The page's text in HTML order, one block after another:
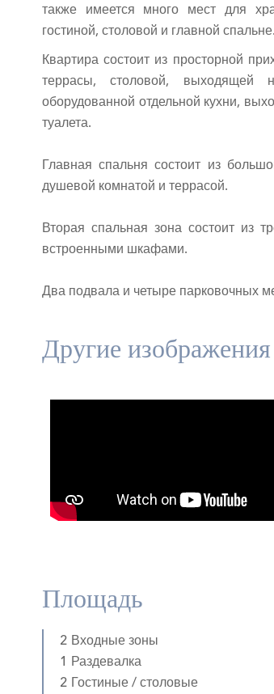
также имеется много мест для
гостиной, столовой и главной спальне.
Квартира состоит из просторной
террасы, столовой, выходящей
оборудованной отдельной кухни,
туалета.
Главная спальня состоит из
душевой комнатой и террасой.
Вторая спальная зона состоит из
встроенными шкафами.
Два подвала и четыре парковочных
Другие изображения
Площадь
2 Входные зоны
1 Раздевалка
2 Гостиные / столовые